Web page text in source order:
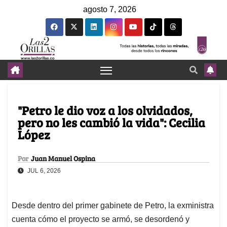
agosto 7, 2026
"Petro le dio voz a los olvidados,
pero no les cambió la vida": Cecilia
López
Por Juan Manuel Ospina
JUL 6, 2026
Desde dentro del primer gabinete de Petro, la exministra
cuenta cómo el proyecto se armó, se desordenó y